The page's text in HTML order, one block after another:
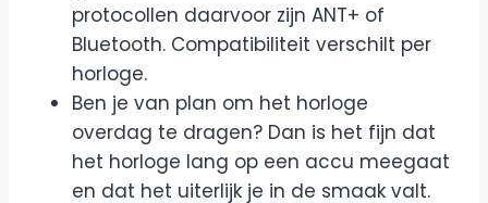
protocollen daarvoor zijn ANT+ of
Bluetooth. Compatibiliteit verschilt per
horloge.
Ben je van plan om het horloge
overdag te dragen? Dan is het fijn dat
het horloge lang op een accu meegaat
en dat het uiterlijk je in de smaak valt.